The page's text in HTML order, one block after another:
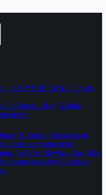
– SKIP THE LINE – Levels
Dubai – Burj Khalifa
& Lunch, Abendessen,
kostenlos vorbestellen
Teatime, Skyview Bar, Sky-
inklusive Cocktails